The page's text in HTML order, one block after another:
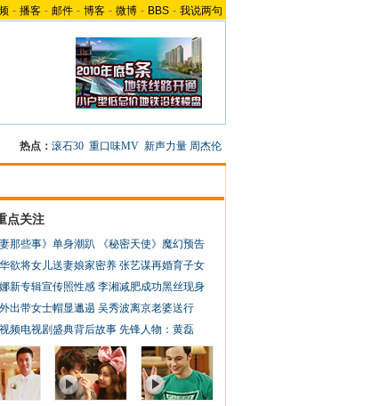
- 播客 - 邮件 - 博客 - 微博 - BBS - 我说两句
热点： 滚石30 重口味MV 新声力量 周杰伦
点关注
妻那些事》单身潮趴
《秘密天使》魔幻预告
欲将女儿送妻娘家密养 张艺谋再婚育子女
新专辑宣传照性感 李湘减肥成功黑丝现身
出带女士帽显邋遢 吴秀波离京老婆送行
频电视剧盛典背后故事 先锋人物：黄磊